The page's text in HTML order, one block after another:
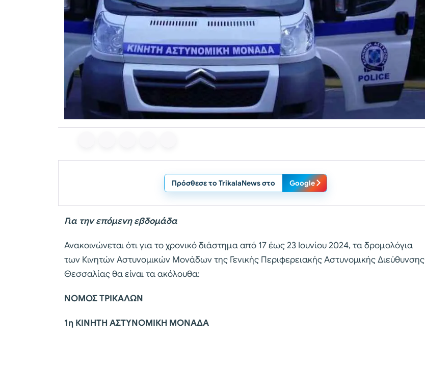
Πρόσθεσε το TrikalaNews στο Google
Για την επόμενη εβδομάδα
Ανακοινώνεται ότι για το χρονικό διάστημα από 17 έως 23 Ιουνίου 2024, τα δρομολόγια
των Κινητών Αστυνομικών Μονάδων της Γενικής Περιφερειακής Αστυνομικής Διεύθυνσης
Θεσσαλίας θα είναι τα ακόλουθα:
ΝΟΜΟΣ ΤΡΙΚΑΛΩΝ
1η ΚΙΝΗΤΗ ΑΣΤΥΝΟΜΙΚΗ ΜΟΝΑΔΑ